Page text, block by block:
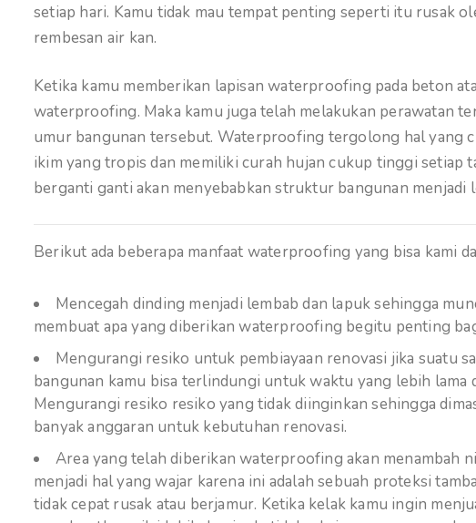
setiap hari. Kamu tidak mau tempat penting seperti itu rusak
rembesan air kan.
Ketika kamu memberikan lapisan waterproofing pada beton
waterproofing. Maka kamu juga telah melakukan perawatan
umur bangunan tersebut. Waterproofing tergolong hal yang
ikim yang tropis dan memiliki curah hujan cukup tinggi setiap
berganti ganti akan menyebabkan struktur bangunan
Berikut ada beberapa manfaat waterproofing yang bisa kami
Mencegah dinding menjadi lembab dan lapuk sehingga
membuat apa yang diberikan waterproofing begitu penting
Mengurangi resiko untuk pembiayaan renovasi jika suatu
bangunan kamu bisa terlindungi untuk waktu yang lebih
Mengurangi resiko resiko yang tidak diinginkan sehingga
banyak anggaran untuk kebutuhan renovasi.
Area yang telah diberikan waterproofing akan menambah
menjadi hal yang wajar karena ini adalah sebuah proteksi
tidak cepat rusak atau berjamur. Ketika kelak kamu ingin